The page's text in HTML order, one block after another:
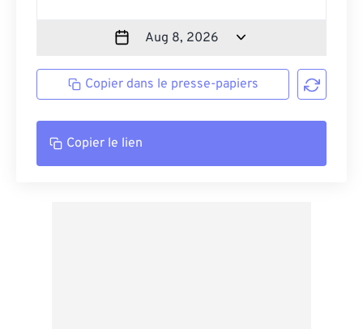
Copier dans le presse-papiers
Copier le lien